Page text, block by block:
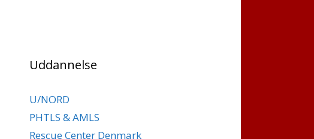
Uddannelse
U/NORD
PHTLS & AMLS
Rescue Center Denmark